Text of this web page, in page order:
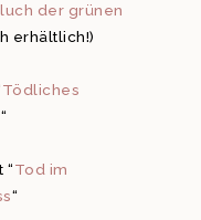
der grünen
erhältlich!)
Tödliches
“
“Tod im
“